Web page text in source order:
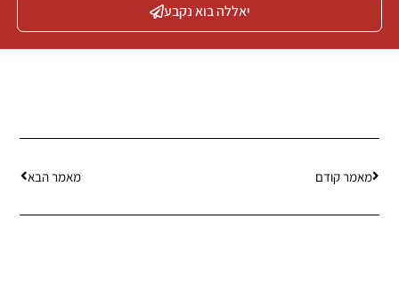
יאללה בוא נקבע
מאמר קודם מאמר הבא